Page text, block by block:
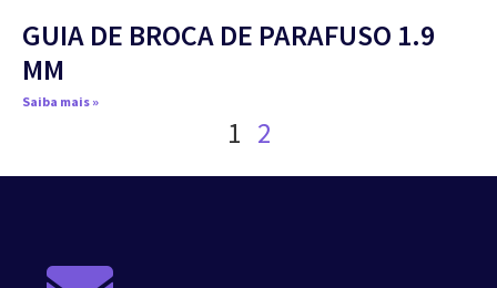
GUIA DE BROCA DE PARAFUSO 1.9
MM
Saiba mais »
1 2